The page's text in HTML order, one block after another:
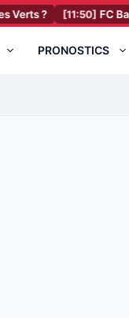
[11:50] FC Barcelone
PRONOSTICS